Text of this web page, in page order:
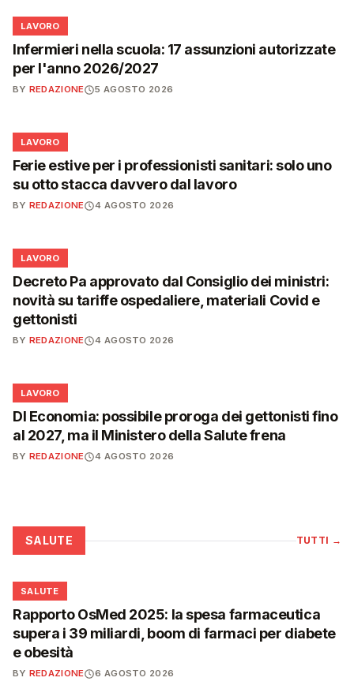
💼
LAVORO
Infermieri nella scuola: 17 assunzioni autorizzate
per l'anno 2026/2027
BY REDAZIONE 5 AGOSTO 2026
💼
LAVORO
Ferie estive per i professionisti sanitari: solo uno
su otto stacca davvero dal lavoro
BY REDAZIONE 4 AGOSTO 2026
💼
LAVORO
Decreto Pa approvato dal Consiglio dei ministri:
novità su tariffe ospedaliere, materiali Covid e
gettonisti
BY REDAZIONE 4 AGOSTO 2026
💼
LAVORO
Dl Economia: possibile proroga dei gettonisti fino
al 2027, ma il Ministero della Salute frena
BY REDAZIONE 4 AGOSTO 2026
SALUTE TUTTI →
❤️
SALUTE
Rapporto OsMed 2025: la spesa farmaceutica
supera i 39 miliardi, boom di farmaci per diabete
e obesità
BY REDAZIONE 6 AGOSTO 2026